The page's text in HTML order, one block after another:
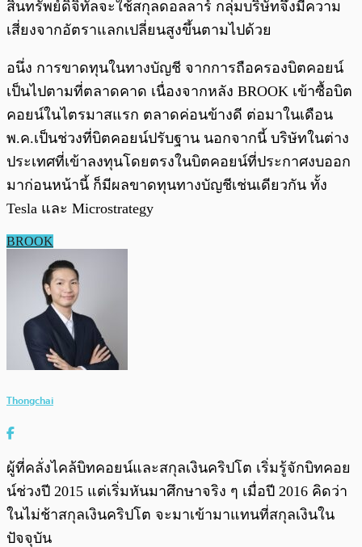
สินทรัพย์ดิจิทัลจะใช้สกุลดอลลาร์ กลุ่มบริษัทจึงมีความ
เสี่ยงจากอัตราแลกเปลี่ยนสูงขึ้นตามไปด้วย
อนึ่ง การขาดทุนในทางบัญชี จากการถือครองบิตคอยน์
เป็นไปตามที่ตลาดคาด เนื่องจากหลัง BROOK เข้าซื้อบิต
คอยน์ในไตรมาสแรก ตลาดค่อนข้างดี ต่อมาในเดือน
พ.ค.เป็นช่วงที่บิตคอยน์ปรับฐาน นอกจากนี้ บริษัทในต่าง
ประเทศที่เข้าลงทุนโดยตรงในบิตคอยน์ที่ประกาศงบออก
มาก่อนหน้านี้ ก็มีผลขาดทุนทางบัญชีเช่นเดียวกัน ทั้ง
Tesla และ Microstrategy
BROOK
Thongchai
ผู้ที่คลั่งไคล้บิทคอยน์และสกุลเงินคริปโต เริ่มรู้จักบิทคอย
น์ช่วงปี 2015 แต่เริ่มหันมาศึกษาจริง ๆ เมื่อปี 2016 คิดว่า
ในไม่ช้าสกุลเงินคริปโต จะมาเข้ามาแทนที่สกุลเงินใน
ปัจจุบัน